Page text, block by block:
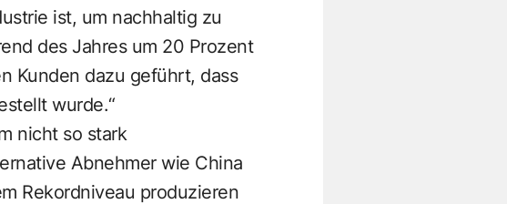
ist, um nachhaltig zu
des Jahres um 20 Prozent
Kunden dazu geführt, dass
wurde.“
nicht so stark
Abnehmer wie China
Rekordniveau produzieren